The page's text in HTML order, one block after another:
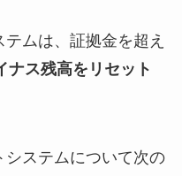
ムは、証拠金を超え
ナス残高をリセット
ステムについて次の